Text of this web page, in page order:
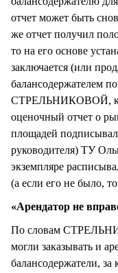
отчет может быть
же отчет получил
то на его основе
заключается (или
балансодержателем
СТРЕЛЬНИКОВОЙ,
оценочный отчет о
площадей
руководителя) ТУ
экземпляре
(а если его не было,
«Арендатор не
По словам
могли заказывать и
балансодержатели,